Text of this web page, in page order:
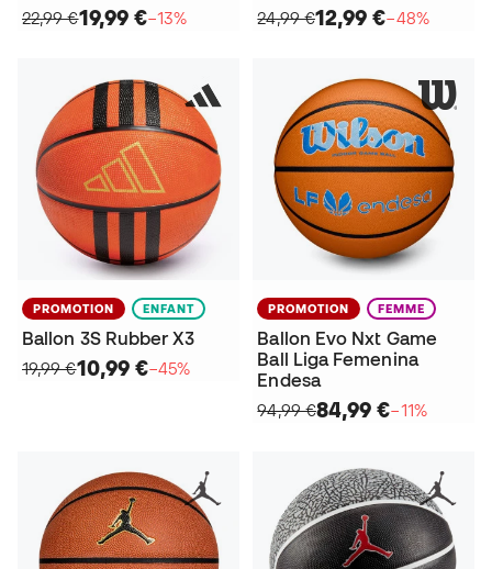
22,99 €19,99 €−13%
24,99 €12,99 €−48%
PROMOTION ENFANT
Ballon 3S Rubber X3
19,99 €10,99 €−45%
PROMOTION FEMME
Ballon Evo Nxt Game
Ball Liga Femenina
Endesa
94,99 €84,99 €−11%